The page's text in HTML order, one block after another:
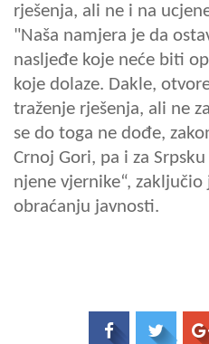
rješenja, ali ne i na
"Naša namjera je da
nasljeđe koje neće biti
koje dolaze. Dakle,
traženje rješenja, ali ne
se do toga ne dođe,
Crnoj Gori, pa i za
njene vjernike“,
obraćanju javnosti.